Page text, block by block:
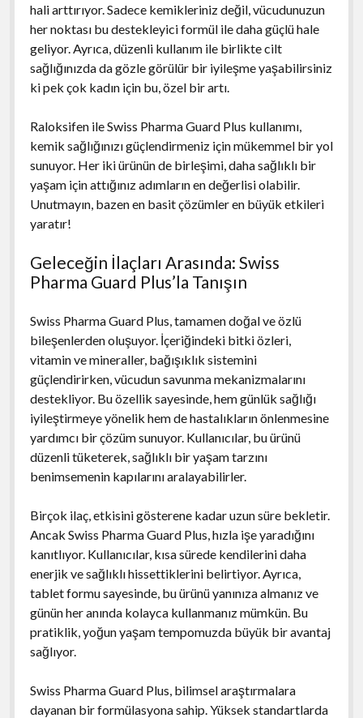
hali arttırıyor. Sadece kemikleriniz değil, vücudunuzun
her noktası bu destekleyici formül ile daha güçlü hale
geliyor. Ayrıca, düzenli kullanım ile birlikte cilt
sağlığınızda da gözle görülür bir iyileşme yaşabilirsiniz
ki pek çok kadın için bu, özel bir artı.
Raloksifen ile Swiss Pharma Guard Plus kullanımı,
kemik sağlığınızı güçlendirmeniz için mükemmel bir yol
sunuyor. Her iki ürünün de birleşimi, daha sağlıklı bir
yaşam için attığınız adımların en değerlisi olabilir.
Unutmayın, bazen en basit çözümler en büyük etkileri
yaratır!
Geleceğin İlaçları Arasında: Swiss
Pharma Guard Plus’la Tanışın
Swiss Pharma Guard Plus, tamamen doğal ve özlü
bileşenlerden oluşuyor. İçeriğindeki bitki özleri,
vitamin ve mineraller, bağışıklık sistemini
güçlendirirken, vücudun savunma mekanizmalarını
destekliyor. Bu özellik sayesinde, hem günlük sağlığı
iyileştirmeye yönelik hem de hastalıkların önlenmesine
yardımcı bir çözüm sunuyor. Kullanıcılar, bu ürünü
düzenli tüketerek, sağlıklı bir yaşam tarzını
benimsemenin kapılarını aralayabilirler.
Birçok ilaç, etkisini gösterene kadar uzun süre bekletir.
Ancak Swiss Pharma Guard Plus, hızla işe yaradığını
kanıtlıyor. Kullanıcılar, kısa sürede kendilerini daha
enerjik ve sağlıklı hissettiklerini belirtiyor. Ayrıca,
tablet formu sayesinde, bu ürünü yanınıza almanız ve
günün her anında kolayca kullanmanız mümkün. Bu
pratiklik, yoğun yaşam tempomuzda büyük bir avantaj
sağlıyor.
Swiss Pharma Guard Plus, bilimsel araştırmalara
dayanan bir formülasyona sahip. Yüksek standartlarda